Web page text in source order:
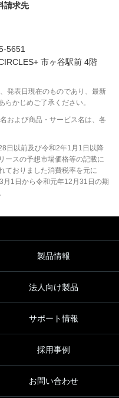
請求先
5651
市ヶ谷駅前 4階
発表日現在のものであり、最新
かじめご了承ください。
および商品・サービス名は、各
日以前及び令和2年1月1日以降
ースの予想市場価格等の記載に
ておりました消費税率を元に
月1日から令和元年12月31日の期
製品情報
法人向け製品
サポート情報
採用事例
お問い合わせ